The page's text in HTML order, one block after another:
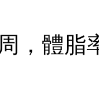
，體脂